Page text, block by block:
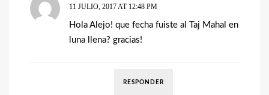
11 JULIO, 2017 AT 12:48 PM
Hola Alejo! que fecha fuiste al Taj Mahal en
luna llena? gracias!
RESPONDER